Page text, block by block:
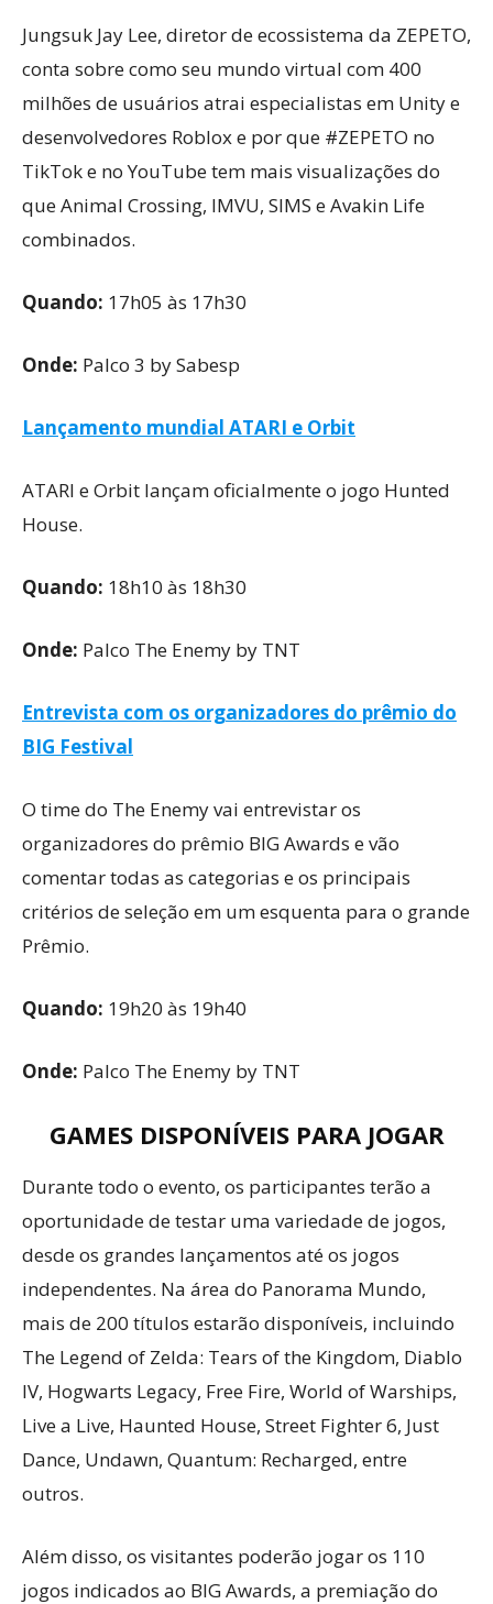
Jungsuk Jay Lee, diretor de ecossistema da ZEPETO,
conta sobre como seu mundo virtual com 400
milhões de usuários atrai especialistas em Unity e
desenvolvedores Roblox e por que #ZEPETO no
TikTok e no YouTube tem mais visualizações do
que Animal Crossing, IMVU, SIMS e Avakin Life
combinados.
Quando: 17h05 às 17h30
Onde: Palco 3 by Sabesp
Lançamento mundial ATARI e Orbit
ATARI e Orbit lançam oficialmente o jogo Hunted
House.
Quando: 18h10 às 18h30
Onde: Palco The Enemy by TNT
Entrevista com os organizadores do prêmio do
BIG Festival
O time do The Enemy vai entrevistar os
organizadores do prêmio BIG Awards e vão
comentar todas as categorias e os principais
critérios de seleção em um esquenta para o grande
Prêmio.
Quando: 19h20 às 19h40
Onde: Palco The Enemy by TNT
GAMES DISPONÍVEIS PARA JOGAR
Durante todo o evento, os participantes terão a
oportunidade de testar uma variedade de jogos,
desde os grandes lançamentos até os jogos
independentes. Na área do Panorama Mundo,
mais de 200 títulos estarão disponíveis, incluindo
The Legend of Zelda: Tears of the Kingdom, Diablo
IV, Hogwarts Legacy, Free Fire, World of Warships,
Live a Live, Haunted House, Street Fighter 6, Just
Dance, Undawn, Quantum: Recharged, entre
outros.
Além disso, os visitantes poderão jogar os 110
jogos indicados ao BIG Awards, a premiação do